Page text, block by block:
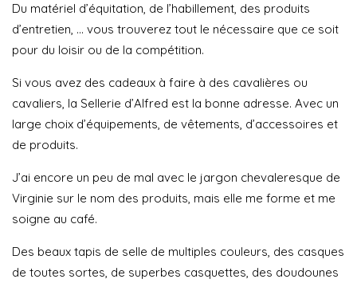
Du matériel d’équitation, de l’habillement, des produits
d’entretien, … vous trouverez tout le nécessaire que ce soit
pour du loisir ou de la compétition.
Si vous avez des cadeaux à faire à des cavalières ou
cavaliers, la Sellerie d’Alfred est la bonne adresse. Avec un
large choix d’équipements, de vêtements, d’accessoires et
de produits.
J’ai encore un peu de mal avec le jargon chevaleresque de
Virginie sur le nom des produits, mais elle me forme et me
soigne au café.
Des beaux tapis de selle de multiples couleurs, des casques
de toutes sortes, de superbes casquettes, des doudounes